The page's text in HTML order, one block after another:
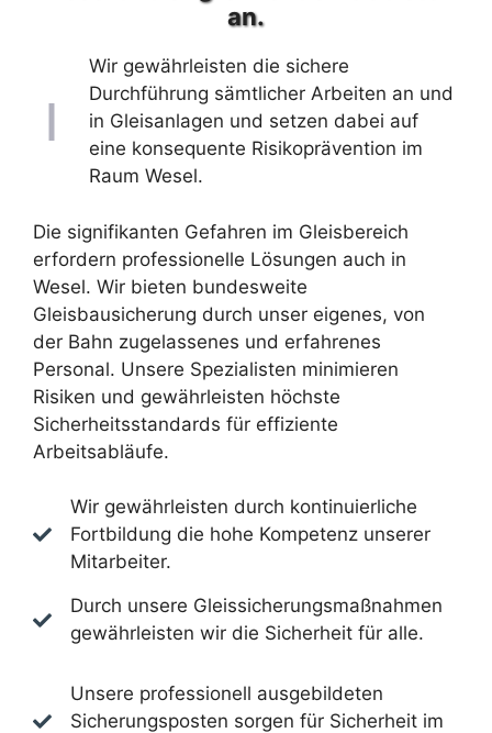
an.
Wir gewährleisten die sichere
Durchführung sämtlicher Arbeiten an und
in Gleisanlagen und setzen dabei auf
eine konsequente Risikoprävention im
Raum Wesel.
Die signifikanten Gefahren im Gleisbereich
erfordern professionelle Lösungen auch in
Wesel. Wir bieten bundesweite
Gleisbausicherung durch unser eigenes, von
der Bahn zugelassenes und erfahrenes
Personal. Unsere Spezialisten minimieren
Risiken und gewährleisten höchste
Sicherheitsstandards für effiziente
Arbeitsabläufe.
Wir gewährleisten durch kontinuierliche
Fortbildung die hohe Kompetenz unserer
Mitarbeiter.
Durch unsere Gleissicherungsmaßnahmen
gewährleisten wir die Sicherheit für alle.
Unsere professionell ausgebildeten
Sicherungsposten sorgen für Sicherheit im